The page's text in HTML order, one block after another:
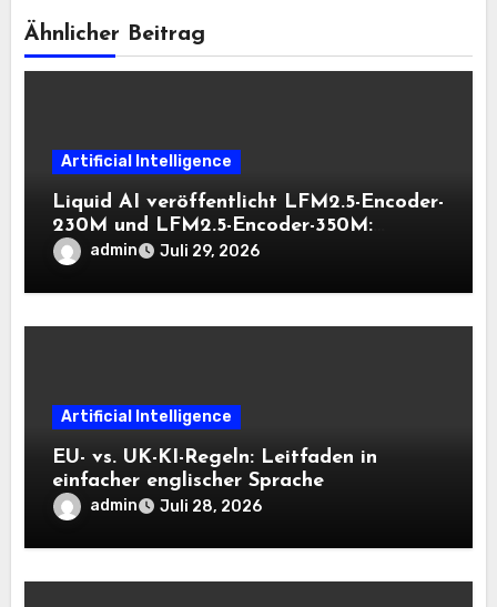
Ähnlicher Beitrag
Artificial Intelligence
Liquid AI veröffentlicht LFM2.5-Encoder-
230M und LFM2.5-Encoder-350M:
Bidirektionale Encoder, die bei 8K-
Kontext auf der CPU schnell bleiben
admin Juli 29, 2026
Artificial Intelligence
EU- vs. UK-KI-Regeln: Leitfaden in
einfacher englischer Sprache
admin Juli 28, 2026